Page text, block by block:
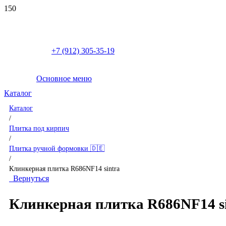
+7 (912) 305-35-19
Основное меню
Каталог
Каталог
/
Плитка под кирпич
/
Плитка ручной формовки 🇩🇪
/
Клинкерная плитка R686NF14 sintra
Вернуться
Клинкерная плитка R686NF14